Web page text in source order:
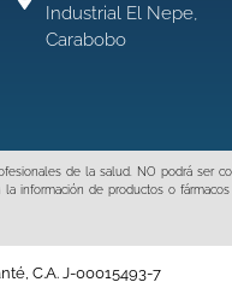
Industrial El Nepe,
Carabobo
de la salud. NO podrá
información de productos o
C.A. J-00015493-7